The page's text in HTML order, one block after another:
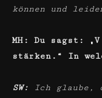
können und
MH: Du sagst:
stärken.“ In
SW: Ich glaube,